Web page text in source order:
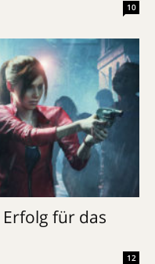
10
für das
12